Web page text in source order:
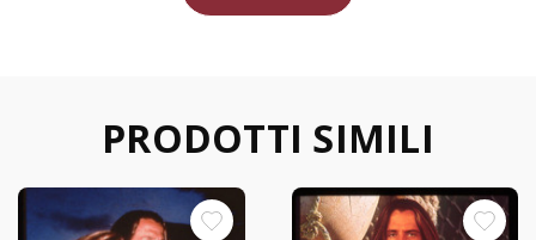
PRODOTTI SIMILI